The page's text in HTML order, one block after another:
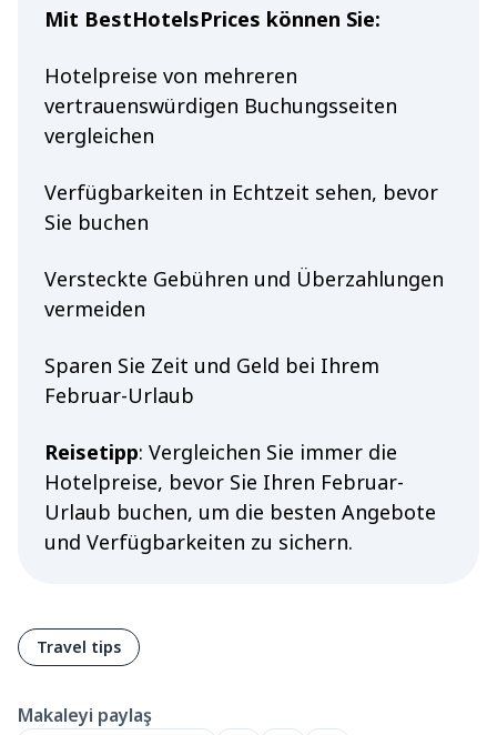
Mit BestHotelsPrices können Sie:
Hotelpreise von mehreren
vertrauenswürdigen Buchungsseiten
vergleichen
Verfügbarkeiten in Echtzeit sehen, bevor
Sie buchen
Versteckte Gebühren und Überzahlungen
vermeiden
Sparen Sie Zeit und Geld bei Ihrem
Februar-Urlaub
Reisetipp: Vergleichen Sie immer die
Hotelpreise, bevor Sie Ihren Februar-
Urlaub buchen, um die besten Angebote
und Verfügbarkeiten zu sichern.
Travel tips
Makaleyi paylaş